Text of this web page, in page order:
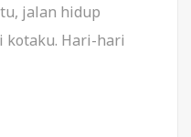
jalan hidup
kotaku. Hari-hari